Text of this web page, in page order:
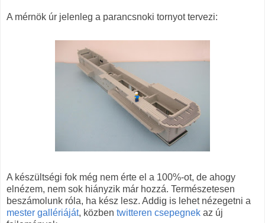
A mérnök úr jelenleg a parancsnoki tornyot tervezi:
A készültségi fok még nem érte el a 100%-ot, de ahogy
elnézem, nem sok hiányzik már hozzá. Természetesen
beszámolunk róla, ha kész lesz. Addig is lehet nézegetni a
mester gallériáját, közben twitteren csepegnek az új